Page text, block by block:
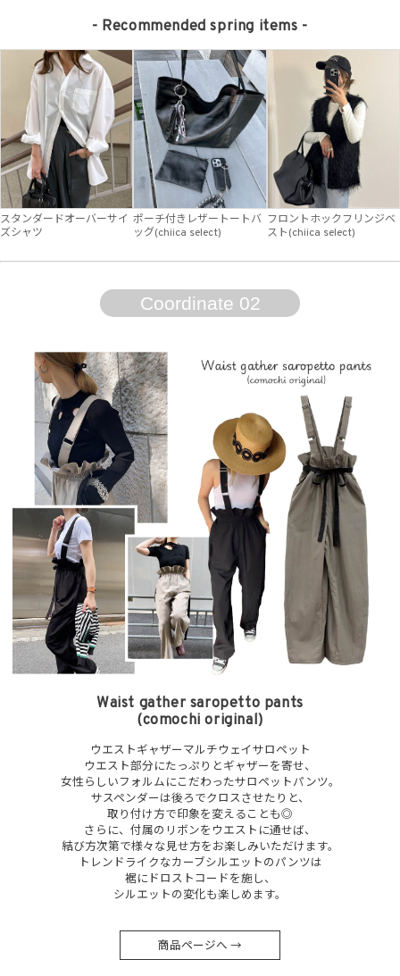
- Recommended spring items -
スタンダードオーバーサイ
ズシャツ
ポーチ付きレザートートバ
ッグ(chiica select)
フロントホックフリンジベ
スト(chiica select)
Coordinate 02
Waist gather saropetto pants
(comochi original)
ウエストギャザーマルチウェイサロペット
ウエスト部分にたっぷりとギャザーを寄せ、
女性らしいフォルムにこだわったサロペットパンツ。
サスペンダーは後ろでクロスさせたりと、
取り付け方で印象を変えることも◎
さらに、付属のリボンをウエストに通せば、
結び方次第で様々な見せ方をお楽しみいただけます。
トレンドライクなカーブシルエットのパンツは
裾にドロストコードを施し、
シルエットの変化も楽しめます。
商品ページへ →